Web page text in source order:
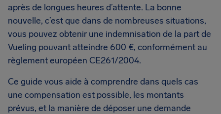
après de longues heures d’attente. La bonne
nouvelle, c’est que dans de nombreuses situations,
vous pouvez obtenir une indemnisation de la part de
Vueling pouvant atteindre 600 €, conformément au
règlement européen CE261/2004.
Ce guide vous aide à comprendre dans quels cas
une compensation est possible, les montants
prévus, et la manière de déposer une demande